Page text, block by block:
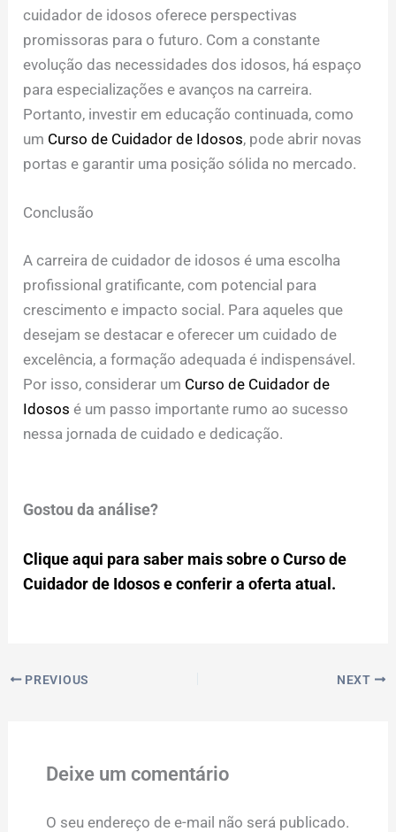
cuidador de idosos oferece perspectivas
promissoras para o futuro. Com a constante
evolução das necessidades dos idosos, há espaço
para especializações e avanços na carreira.
Portanto, investir em educação continuada, como
um Curso de Cuidador de Idosos, pode abrir novas
portas e garantir uma posição sólida no mercado.
Conclusão
A carreira de cuidador de idosos é uma escolha
profissional gratificante, com potencial para
crescimento e impacto social. Para aqueles que
desejam se destacar e oferecer um cuidado de
excelência, a formação adequada é indispensável.
Por isso, considerar um Curso de Cuidador de
Idosos é um passo importante rumo ao sucesso
nessa jornada de cuidado e dedicação.
Gostou da análise?
Clique aqui para saber mais sobre o Curso de
Cuidador de Idosos e conferir a oferta atual.
PREVIOUS NEXT
Deixe um comentário
O seu endereço de e-mail não será publicado.